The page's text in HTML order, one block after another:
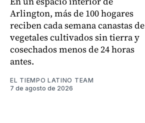
Arlington, más de 100 hogares
reciben cada semana canastas de
vegetales cultivados sin tierra y
cosechados menos de 24 horas
antes.
EL TIEMPO LATINO TEAM
7 de agosto de 2026